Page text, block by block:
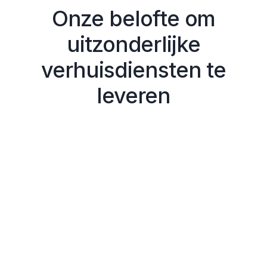
Onze belofte om
uitzonderlijke
verhuisdiensten te
leveren